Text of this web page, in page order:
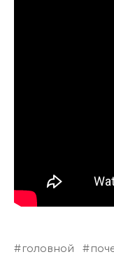
головной